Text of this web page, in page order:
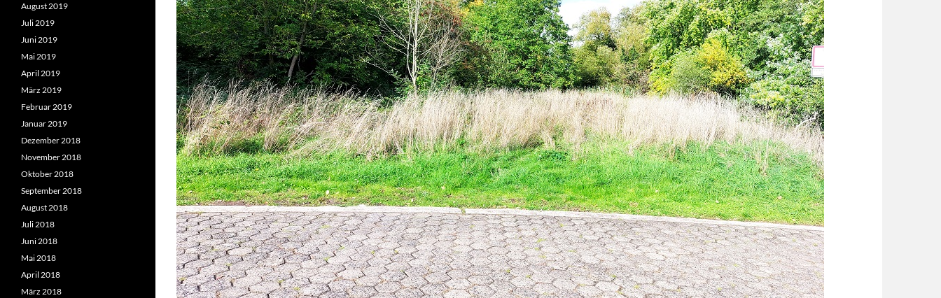
August 2019
Juli 2019
Juni 2019
Mai 2019
April 2019
März 2019
Februar 2019
Januar 2019
Dezember 2018
November 2018
Oktober 2018
September 2018
August 2018
Juli 2018
Juni 2018
Mai 2018
April 2018
März 2018